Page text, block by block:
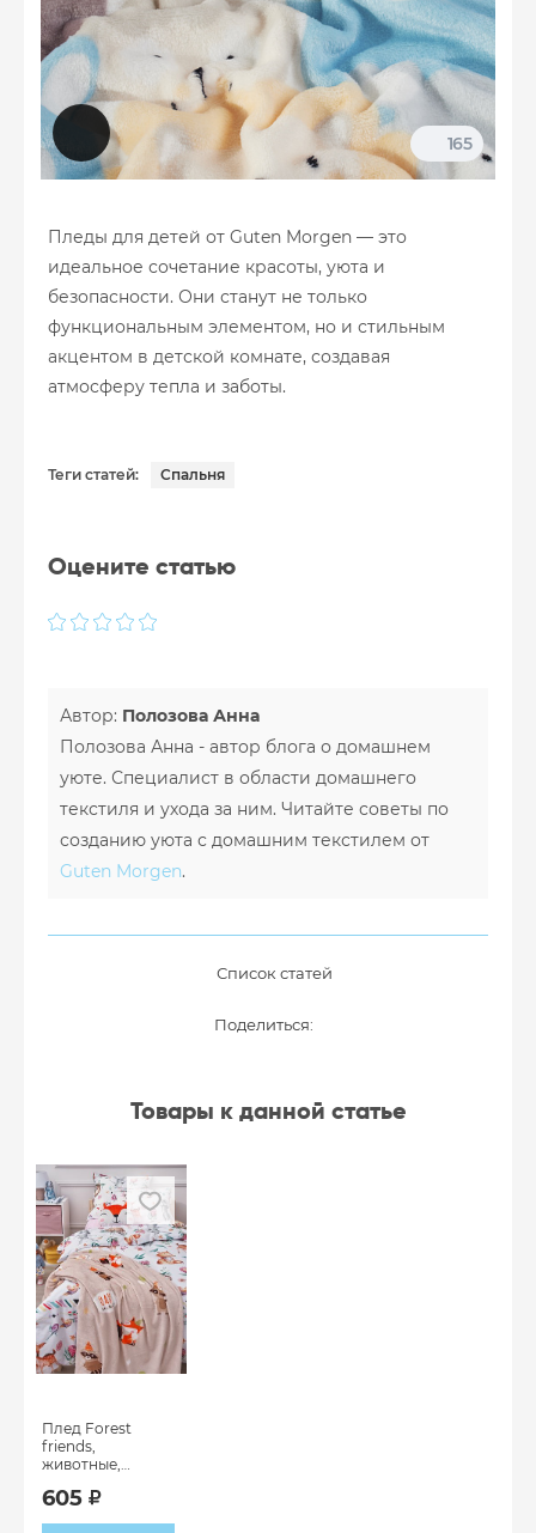
165
Пледы для детей от Guten Morgen — это
идеальное сочетание красоты, уюта и
безопасности. Они станут не только
функциональным элементом, но и стильным
акцентом в детской комнате, создавая
атмосферу тепла и заботы.
Теги статей: Спальня
Оцените статью
Автор: Полозова Анна
Полозова Анна - автор блога о домашнем
уюте. Специалист в области домашнего
текстиля и ухода за ним. Читайте советы по
созданию уюта с домашним текстилем от
Guten Morgen.
Список статей
Поделиться:
Товары к данной статье
Плед Forest
friends,
животные,
605